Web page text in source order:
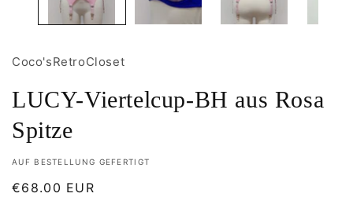
Coco'sRetroCloset
LUCY-Viertelcup-BH aus Rosa
Spitze
AUF BESTELLUNG GEFERTIGT
Normaler
€68.00 EUR